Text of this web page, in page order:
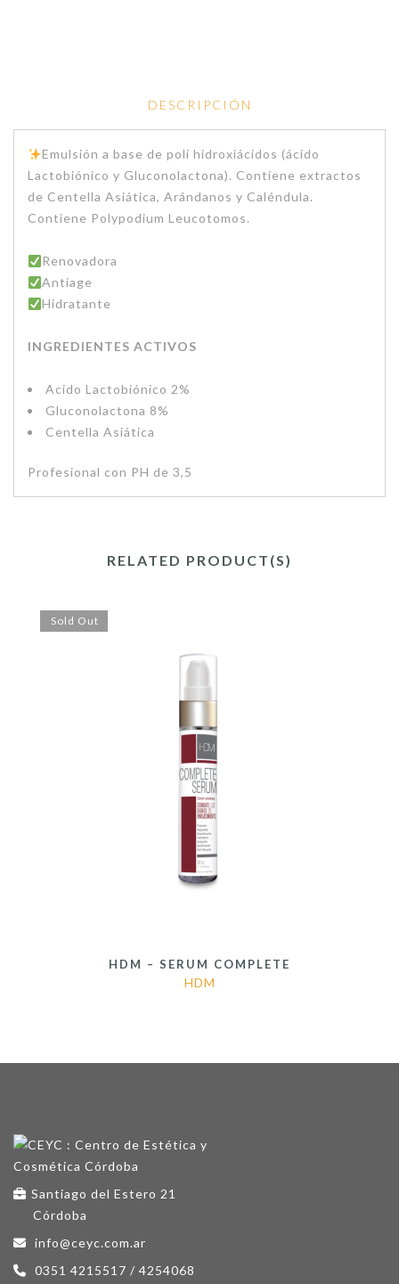
DESCRIPCIÓN
Emulsión a base de poli hidroxiácidos (ácido
Lactobiónico y Gluconolactona). Contiene extractos
de Centella Asiática, Arándanos y Caléndula.
Contiene Polypodium Leucotomos.
Renovadora
Antiage
Hidratante
INGREDIENTES ACTIVOS
Acido Lactobiónico 2%
Gluconolactona 8%
Centella Asiática
Profesional con PH de 3,5
RELATED PRODUCT(S)
Sold Out
HDM – SERUM COMPLETE
HDM
Santiago del Estero 21
Córdoba
info@ceyc.com.ar
0351 4215517 / 4254068